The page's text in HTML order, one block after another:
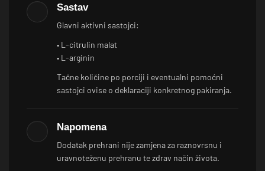
Sastav
Glavni aktivni sastojci:
• L-citrulin malat
• L-arginin
Tačne količine po porciji i eventualni pomoćni
sastojci ovise o deklaraciji konkretnog pakiranja.
Napomena
Dodatak prehrani nije zamjena za raznovrsnu i
uravnoteženu prehranu te zdrav način života.